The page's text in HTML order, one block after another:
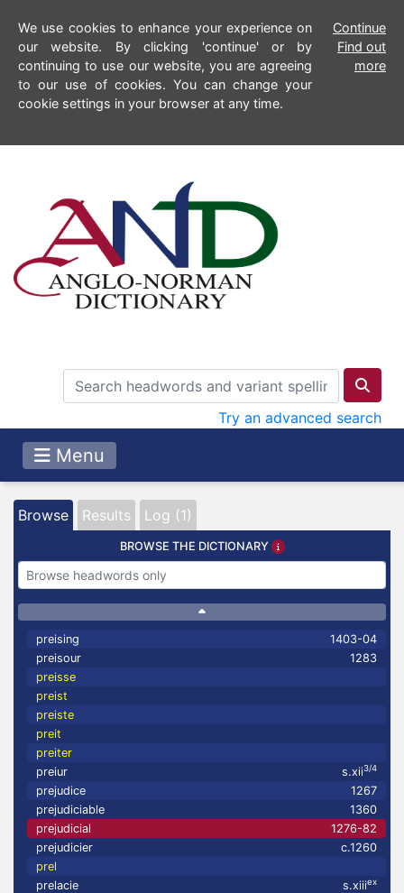
We use cookies to enhance your experience on
our website. By clicking 'continue' or by
continuing to use our website, you are agreeing
to our use of cookies. You can change your
cookie settings in your browser at any time.
Continue
Find out
more
Try an advanced search
Menu
Browse Results Log (1)
BROWSE THE DICTIONARY
preising
1403-04
preisour
1283
preisse
preist
preiste
preit
preiter
preiur
s.xii3/4
prejudice
1267
prejudiciable
1360
prejudicial
1276-82
prejudicier
c.1260
prel
prelacie
s.xiiiex